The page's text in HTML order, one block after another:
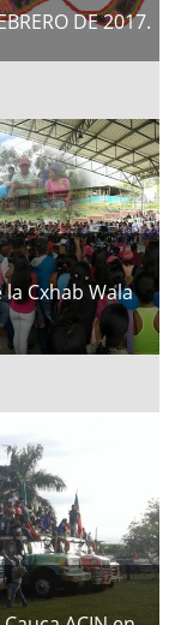
DE 2017.
Cxhab Wala